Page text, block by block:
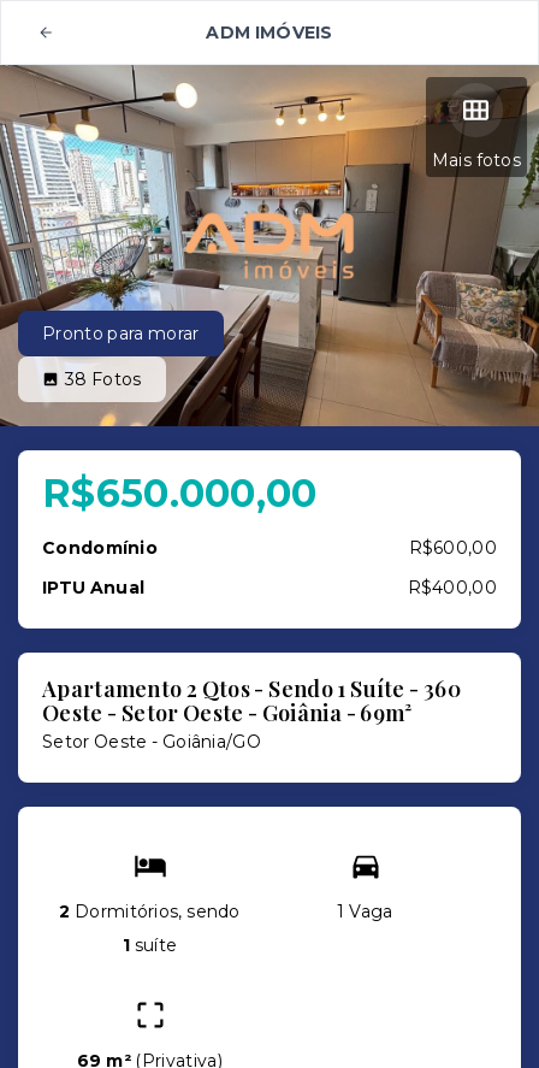
ADM IMÓVEIS
Mais fotos
Pronto para morar
38 Fotos
R$650.000,00
Condomínio
R$600,00
IPTU Anual
R$400,00
Apartamento 2 Qtos - Sendo 1 Suíte - 360
Oeste - Setor Oeste - Goiânia - 69m²
Setor Oeste - Goiânia/GO
2 Dormitórios, sendo
1 suíte
1 Vaga
69 m² (Privativa)